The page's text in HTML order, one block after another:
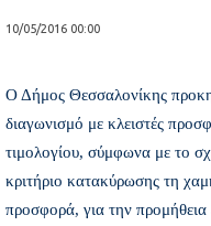
10/05/2016 00:00
Ο Δήμος Θεσσαλονίκης
διαγωνισμό με κλειστές
τιμολογίου, σύμφωνα με το
κριτήριο κατακύρωσης τη
προσφορά, για την προμήθεια